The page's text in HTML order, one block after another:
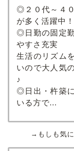
◎２０代～４
が多く活躍中！
◎日勤の固定
やすさ充実
生活のリズム
いので大人気
♪
◎日出・杵築
いる方で...
→もしも気